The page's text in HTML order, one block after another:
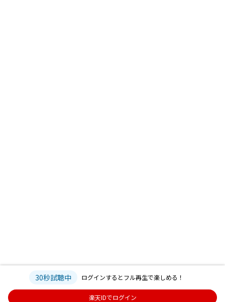
30秒試聴中 ログインするとフル再生で楽しめる！
楽天IDでログイン